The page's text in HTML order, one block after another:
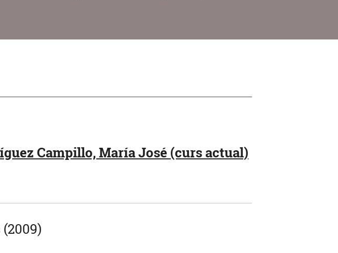
Campillo, María José (curs actual)